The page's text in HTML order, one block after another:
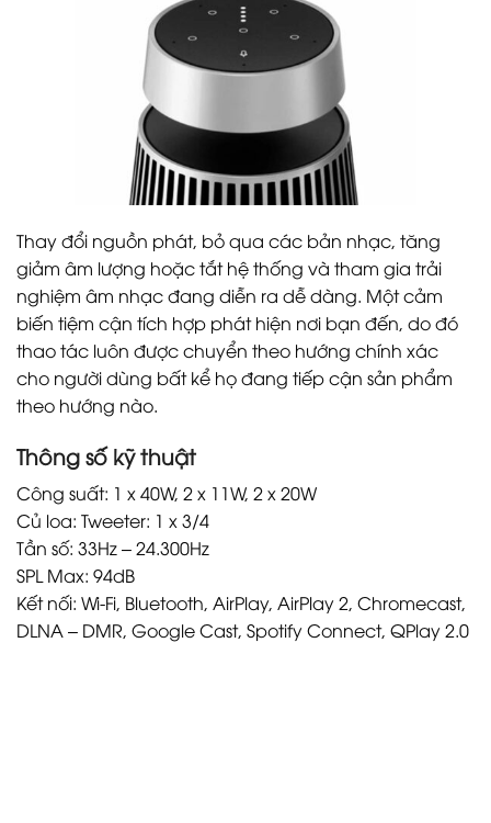
Thay đổi nguồn phát, bỏ qua các bản nhạc, tăng
giảm âm lượng hoặc tắt hệ thống và tham gia trải
nghiệm âm nhạc đang diễn ra dễ dàng. Một cảm
biến tiệm cận tích hợp phát hiện nơi bạn đến, do đó
thao tác luôn được chuyển theo hướng chính xác
cho người dùng bất kể họ đang tiếp cận sản phẩm
theo hướng nào.
Thông số kỹ thuật
Công suất: 1 x 40W, 2 x 11W, 2 x 20W
Củ loa: Tweeter: 1 x 3/4
Tần số: 33Hz – 24.300Hz
SPL Max: 94dB
Kết nối: Wi-Fi, Bluetooth, AirPlay, AirPlay 2, Chromecast,
DLNA – DMR, Google Cast, Spotify Connect, QPlay 2.0